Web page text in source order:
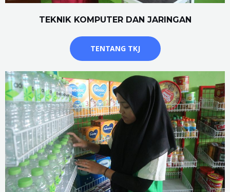
TEKNIK KOMPUTER DAN JARINGAN
TENTANG TKJ